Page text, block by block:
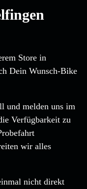
Store in
Dein Wunsch-Bike
und melden uns im
Verfügbarkeit zu
wir alles
nicht direkt